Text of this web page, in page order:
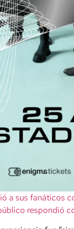
a sus fanáticos
respondió